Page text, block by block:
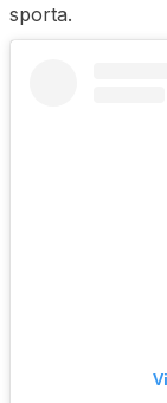
sporta.